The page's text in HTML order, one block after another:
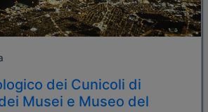
dei Cunicoli di
Musei e Museo del